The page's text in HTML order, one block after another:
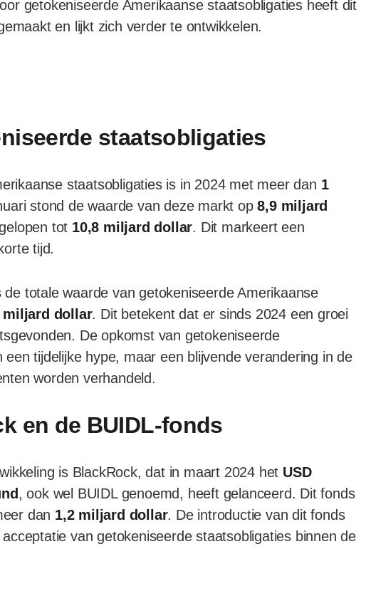
getokeniseerde Amerikaanse staatsobligaties heeft dit
en lijkt zich verder te ontwikkelen.
staatsobligaties
staatsobligaties is in 2024 met meer dan 1
stond de waarde van deze markt op8,9 miljard
tot 10,8 miljard dollar. Dit markeert een
tijd.
totale waarde van getokeniseerde Amerikaanse
miljard dollar. Dit betekent dat er sinds 2024 een groei
De opkomst van getokeniseerde
tijdelijke hype, maar een blijvende verandering in de
worden verhandeld.
en de BUIDL-fonds
is BlackRock, dat in maart 2024 het USD
, ook wel BUIDL genoemd, heeft gelanceerd. Dit fonds
dan 1,2 miljard dollar. De introductie van dit fonds
van getokeniseerde staatsobligaties binnen de